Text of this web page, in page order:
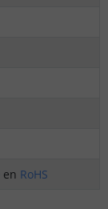
en RoHS